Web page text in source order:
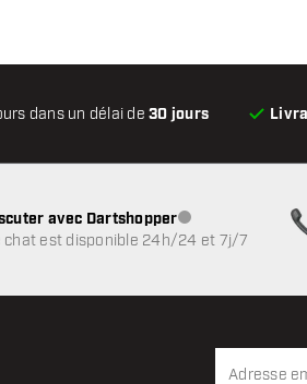
dans un délai de30 jours
avec DartshopperService client
chat est disponible 24h/24 et 7j/7